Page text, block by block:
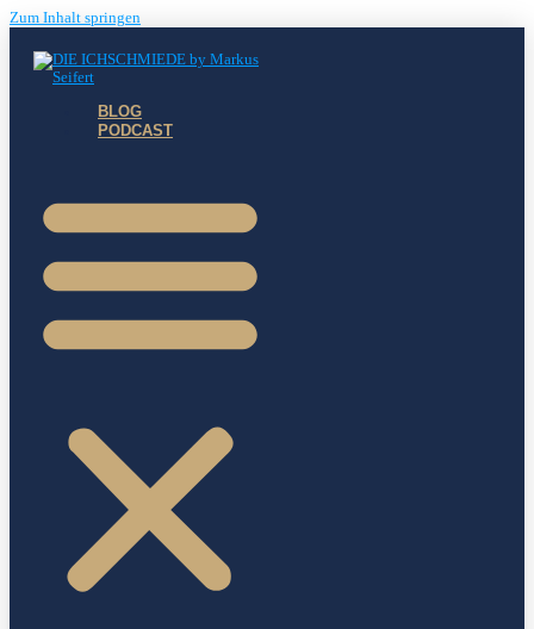
Zum Inhalt springen
BLOG
PODCAST